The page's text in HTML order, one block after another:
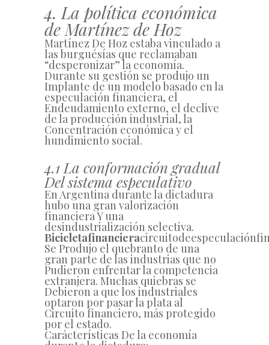
4. La política económica
de Martínez de Hoz
Martínez De Hoz estaba vinculado a
las burguésías que reclamaban
“desperonizar” la economía.
Durante su gestión se produjo un
Implante de un modelo basado en la
especulación financiera, el
Endeudamiento externo, el declive
de la producción industrial, la
Concentración económica y el
hundimiento social.
4.1 La conformación gradual
Del sistema especulativo
En Argentina durante la dictadura
hubo una gran valorización
financiera Y una
desindustrialización selectiva.
Bicicletafinancieracircuitodeespeculación
Se Produjo el quebranto de una
gran parte de las industrias que no
Pudieron enfrentar la competencia
extranjera. Muchas quiebras se
Debieron a que los industriales
optaron por pasar la plata al
Circuito financiero, más protegido
por el estado.
Carácterísticas De la economía